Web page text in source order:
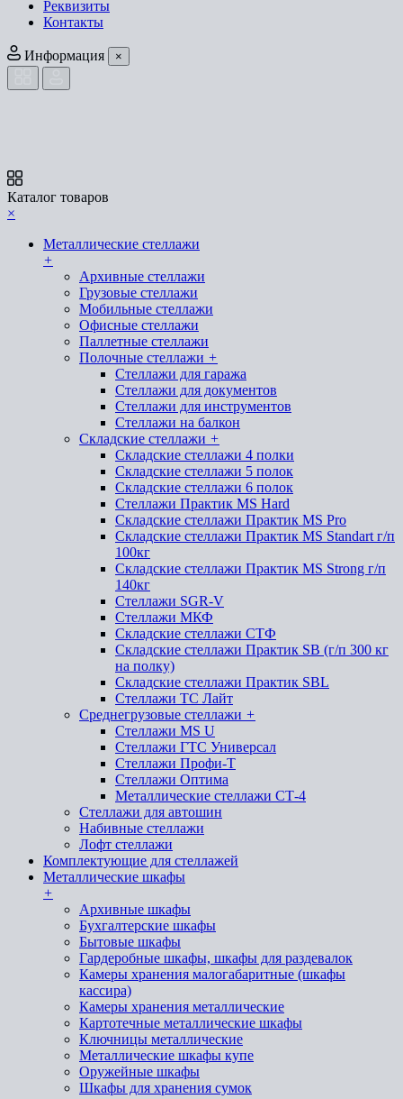
Реквизиты
Контакты
Информация ×
Каталог товаров
×
Металлические стеллажи
+
Архивные стеллажи
Грузовые стеллажи
Мобильные стеллажи
Офисные стеллажи
Паллетные стеллажи
Полочные стеллажи +
Стеллажи для гаража
Стеллажи для документов
Стеллажи для инструментов
Стеллажи на балкон
Складские стеллажи +
Складские стеллажи 4 полки
Складские стеллажи 5 полок
Складские стеллажи 6 полок
Стеллажи Практик MS Hard
Складские стеллажи Практик MS Pro
Складские стеллажи Практик MS Standart г/п
100кг
Складские стеллажи Практик MS Strong г/п
140кг
Стеллажи SGR-V
Стеллажи МКФ
Складские стеллажи СТФ
Складские стеллажи Практик SB (г/п 300 кг
на полку)
Складские стеллажи Практик SBL
Стеллажи ТС Лайт
Среднегрузовые стеллажи +
Стеллажи MS U
Стеллажи ГТС Универсал
Стеллажи Профи-Т
Стеллажи Оптима
Металлические стеллажи СТ-4
Стеллажи для автошин
Набивные стеллажи
Лофт стеллажи
Комплектующие для стеллажей
Металлические шкафы
+
Архивные шкафы
Бухгалтерские шкафы
Бытовые шкафы
Гардеробные шкафы, шкафы для раздевалок
Камеры хранения малогабаритные (шкафы
кассира)
Камеры хранения металлические
Картотечные металлические шкафы
Ключницы металлические
Металлические шкафы купе
Оружейные шкафы
Шкафы для хранения сумок